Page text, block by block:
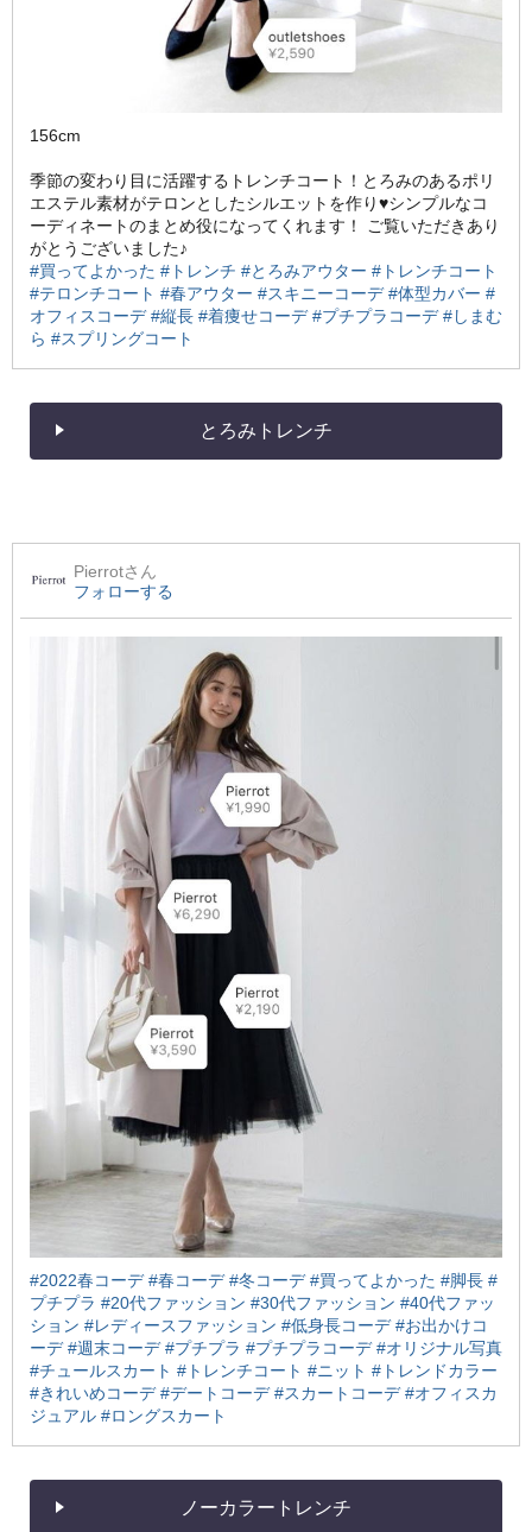
156cm
季節の変わり目に活躍するトレンチコート！とろみのあるポリ
エステル素材がテロンとしたシルエットを作り♥シンプルなコ
ーディネートのまとめ役になってくれます！ ご覧いただきあり
がとうございました♪
#買ってよかった #トレンチ #とろみアウター #トレンチコート
#テロンチコート #春アウター #スキニーコーデ #体型カバー #
オフィスコーデ #縦長 #着痩せコーデ #プチプラコーデ #しまむ
ら #スプリングコート
とろみトレンチ
Pierrotさん
フォローする
#2022春コーデ #春コーデ #冬コーデ #買ってよかった #脚長 #
プチプラ #20代ファッション #30代ファッション #40代ファッ
ション #レディースファッション #低身長コーデ #お出かけコ
ーデ #週末コーデ #プチプラ #プチプラコーデ #オリジナル写真
#チュールスカート #トレンチコート #ニット #トレンドカラー
#きれいめコーデ #デートコーデ #スカートコーデ #オフィスカ
ジュアル #ロングスカート
ノーカラートレンチ